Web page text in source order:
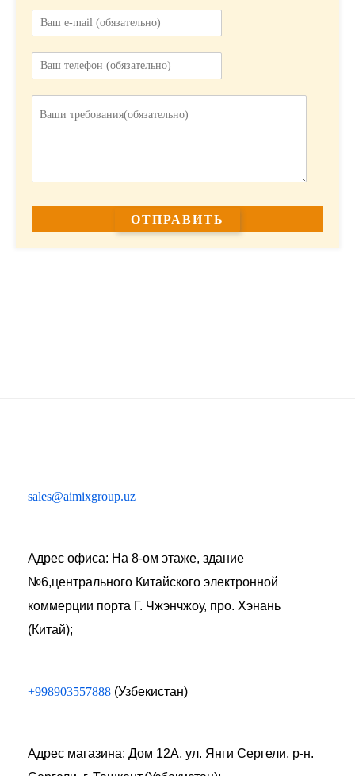
sales@aimixgroup.uz
Адрес офиса: На 8-ом этаже, здание
№6,центрального Китайского электронной
коммерции порта Г. Чжэнчжоу, про. Хэнань
(Китай);
+998903557888 (Узбекистан)
Адрес магазина: Дом 12А, ул. Янги Сергели, р-н.